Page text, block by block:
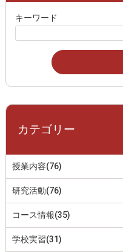
キーワード
カテゴリー
授業内容(76)
研究活動(76)
コース情報(35)
学校実習(31)